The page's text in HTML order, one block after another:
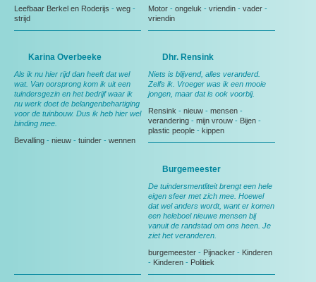
Leefbaar Berkel en Roderijs - weg -
strijd
Motor - ongeluk - vriendin - vader -
vriendin
Karina Overbeeke
Als ik nu hier rijd dan heeft dat wel
wat. Van oorsprong kom ik uit een
tuindersgezin en het bedrijf waar ik
nu werk doet de belangenbehartiging
voor de tuinbouw. Dus ik heb hier wel
binding mee.
Bevalling - nieuw - tuinder - wennen
Dhr. Rensink
Niets is blijvend, alles veranderd.
Zelfs ik. Vroeger was ik een mooie
jongen, maar dat is ook voorbij.
Rensink - nieuw - mensen -
verandering - mijn vrouw - Bijen -
plastic people - kippen
Burgemeester
De tuindersmentliteit brengt een hele
eigen sfeer met zich mee. Hoewel
dat wel anders wordt, want er komen
een heleboel nieuwe mensen bij
vanuit de randstad om ons heen. Je
ziet het veranderen.
burgemeester - Pijnacker - Kinderen
- Kinderen - Politiek